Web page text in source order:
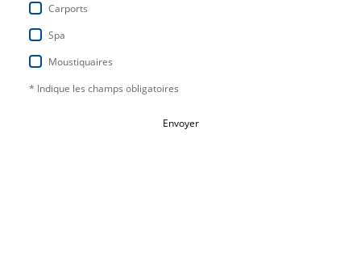
Carports
Spa
Moustiquaires
* Indique les champs obligatoires
Envoyer